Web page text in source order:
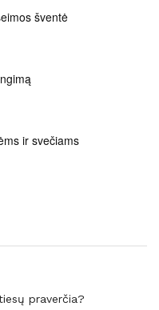
šventė
ir svečiams
praverčia?